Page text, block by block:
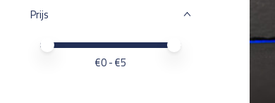
Prijs
Minimale prijswaarde
Price maximum value
€0- €5